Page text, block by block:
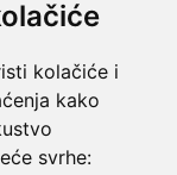
kolačiće i
kako
svrhe: